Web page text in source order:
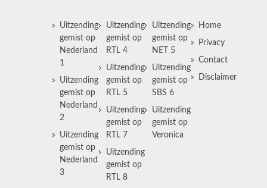
Uitzending
gemist op
Nederland
1
Uitzending
gemist op
Nederland
2
Uitzending
gemist op
Nederland
3
Uitzending
gemist op
RTL 4
Uitzending
gemist op
RTL 5
Uitzending
gemist op
RTL 7
Uitzending
gemist op
RTL 8
Uitzending
gemist op
NET 5
Uitzending
gemist op
SBS 6
Uitzending
gemist op
Veronica
Home
Privacy
Contact
Disclaimer